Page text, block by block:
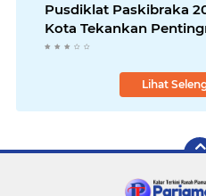
Pusdiklat Paskibraka
Kota Tekankan
Disiplin
Lihat